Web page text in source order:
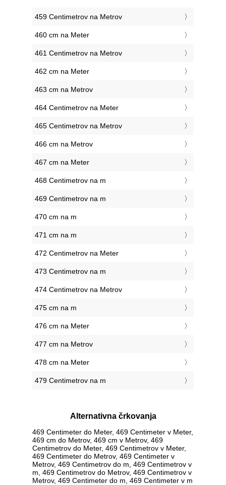
459 Centimetrov na Metrov
460 cm na Meter
461 Centimetrov na Metrov
462 cm na Meter
463 cm na Metrov
464 Centimetrov na Meter
465 Centimetrov na Metrov
466 cm na Metrov
467 cm na Meter
468 Centimetrov na m
469 Centimetrov na m
470 cm na m
471 cm na m
472 Centimetrov na Meter
473 Centimetrov na m
474 Centimetrov na Metrov
475 cm na m
476 cm na Meter
477 cm na Metrov
478 cm na Meter
479 Centimetrov na m
Alternativna črkovanja
469 Centimeter do Meter, 469 Centimeter v Meter,
469 cm do Metrov, 469 cm v Metrov, 469
Centimetrov do Meter, 469 Centimetrov v Meter,
469 Centimeter do Metrov, 469 Centimeter v
Metrov, 469 Centimetrov do m, 469 Centimetrov v
m, 469 Centimetrov do Metrov, 469 Centimetrov v
Metrov, 469 Centimeter do m, 469 Centimeter v m